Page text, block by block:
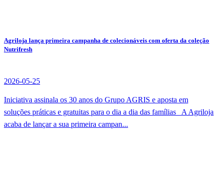
Agriloja lança primeira campanha de colecionáveis com oferta da coleção
Nutrifresh
2026-05-25
Iniciativa assinala os 30 anos do Grupo AGRIS e aposta em
soluções práticas e gratuitas para o dia a dia das famílias A Agriloja
acaba de lançar a sua primeira campan...